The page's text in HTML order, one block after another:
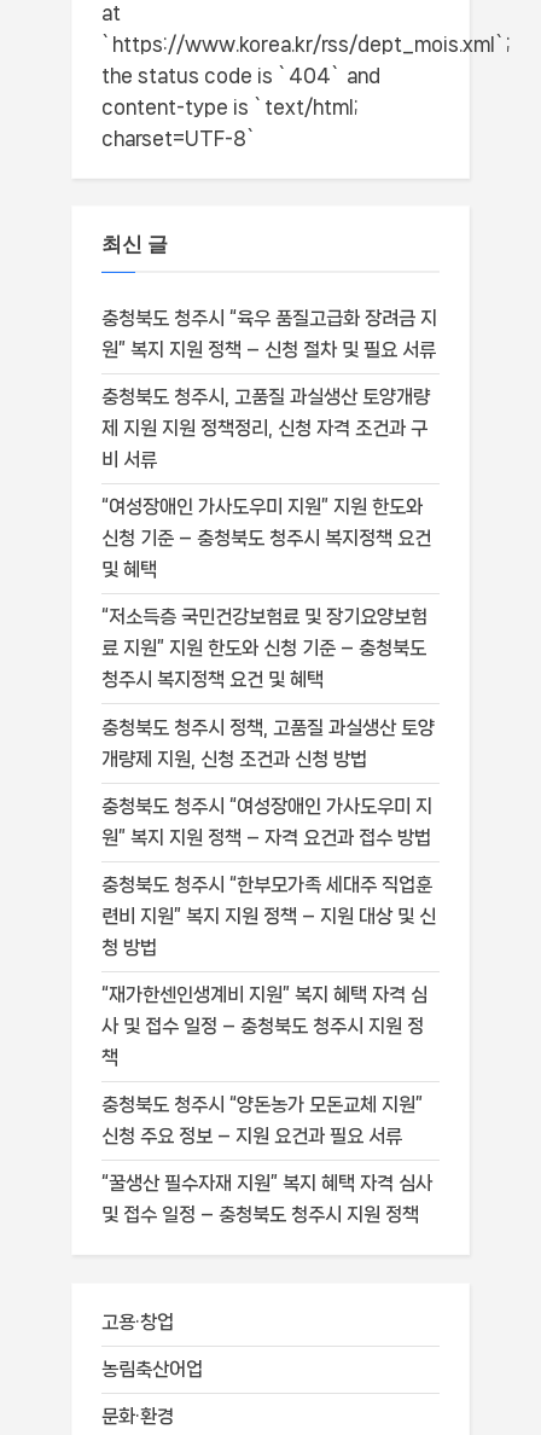
at
`https://www.korea.kr/rss/dept_mois.xml`;
the status code is `404` and
content-type is `text/html;
charset=UTF-8`
최신 글
충청북도 청주시 “육우 품질고급화 장려금 지
원” 복지 지원 정책 – 신청 절차 및 필요 서류
충청북도 청주시, 고품질 과실생산 토양개량
제 지원 지원 정책정리, 신청 자격 조건과 구
비 서류
“여성장애인 가사도우미 지원” 지원 한도와
신청 기준 – 충청북도 청주시 복지정책 요건
및 혜택
“저소득층 국민건강보험료 및 장기요양보험
료 지원” 지원 한도와 신청 기준 – 충청북도
청주시 복지정책 요건 및 혜택
충청북도 청주시 정책, 고품질 과실생산 토양
개량제 지원, 신청 조건과 신청 방법
충청북도 청주시 “여성장애인 가사도우미 지
원” 복지 지원 정책 – 자격 요건과 접수 방법
충청북도 청주시 “한부모가족 세대주 직업훈
련비 지원” 복지 지원 정책 – 지원 대상 및 신
청 방법
“재가한센인생계비 지원” 복지 혜택 자격 심
사 및 접수 일정 – 충청북도 청주시 지원 정
책
충청북도 청주시 “양돈농가 모돈교체 지원”
신청 주요 정보 – 지원 요건과 필요 서류
“꿀생산 필수자재 지원” 복지 혜택 자격 심사
및 접수 일정 – 충청북도 청주시 지원 정책
고용·창업
농림축산어업
문화·환경